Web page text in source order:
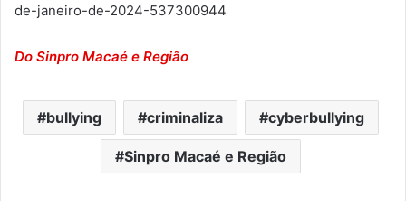
de-janeiro-de-2024-537300944
Do Sinpro Macaé e Região
bullying criminaliza cyberbullying
Sinpro Macaé e Região